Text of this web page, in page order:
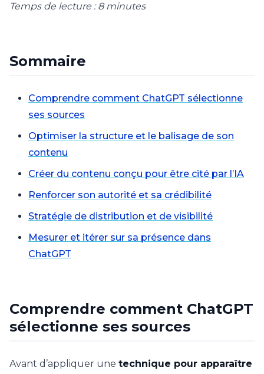
Temps de lecture : 8 minutes
Sommaire
Comprendre comment ChatGPT sélectionne
ses sources
Optimiser la structure et le balisage de son
contenu
Créer du contenu conçu pour être cité par l’IA
Renforcer son autorité et sa crédibilité
Stratégie de distribution et de visibilité
Mesurer et itérer sur sa présence dans
ChatGPT
Comprendre comment ChatGPT
sélectionne ses sources
Avant d’appliquer une technique pour apparaître